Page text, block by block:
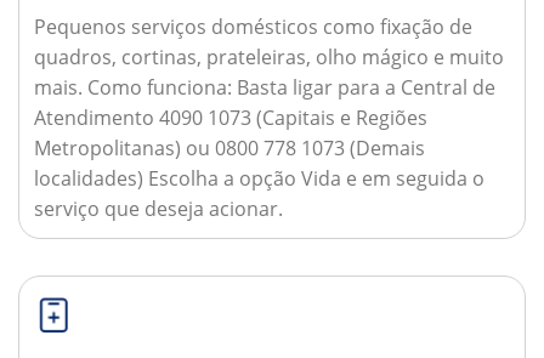
Pequenos serviços domésticos como fixação de
quadros, cortinas, prateleiras, olho mágico e muito
mais. Como funciona: Basta ligar para a Central de
Atendimento 4090 1073 (Capitais e Regiões
Metropolitanas) ou 0800 778 1073 (Demais
localidades) Escolha a opção Vida e em seguida o
serviço que deseja acionar.